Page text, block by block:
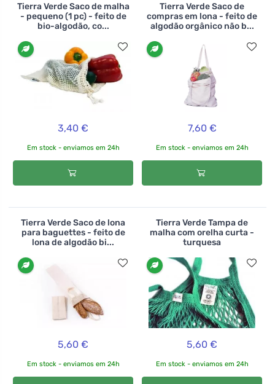
Tierra Verde Saco de malha
- pequeno (1 pc) - feito de
bio-algodão, co...
3,40 €
Em stock - enviamos em 24h
Tierra Verde Saco de
compras em lona - feito de
algodão orgânico não b...
7,60 €
Em stock - enviamos em 24h
Tierra Verde Saco de lona
para baguettes - feito de
lona de algodão bi...
5,60 €
Em stock - enviamos em 24h
Tierra Verde Tampa de
malha com orelha curta -
turquesa
5,60 €
Em stock - enviamos em 24h